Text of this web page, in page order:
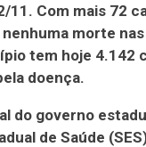
11. Com mais 72
morte
tem hoje 4.142
doença.
do governo
de Saúde